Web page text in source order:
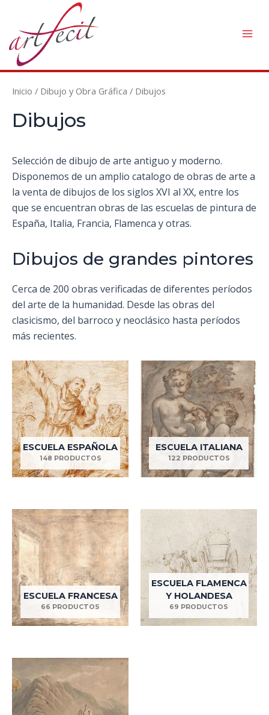
contenido
Inicio / Dibujo y Obra Gráfica / Dibujos
Dibujos
Selección de dibujo de arte antiguo y moderno.
Disponemos de un amplio catalogo de obras de arte a
la venta de dibujos de los siglos XVI al XX, entre los
que se encuentran obras de las escuelas de pintura de
España, Italia, Francia, Flamenca y otras.
Dibujos de grandes pintores
Cerca de 200 obras verificadas de diferentes períodos
del arte de la humanidad. Desde las obras del
clasicismo, del barroco y neoclásico hasta períodos
más recientes.
ESCUELA ESPAÑOLA
148 PRODUCTOS
ESCUELA ITALIANA
122 PRODUCTOS
ESCUELA FRANCESA
66 PRODUCTOS
ESCUELA FLAMENCA
Y HOLANDESA
69 PRODUCTOS